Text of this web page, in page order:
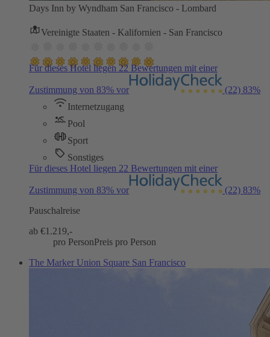
Days Inn by Wyndham San Francisco - Lombard
Vereinigte Staaten - Kalifornien - San Francisco
Für dieses Hotel liegen 22 Bewertungen mit einer
Zustimmung von 83% vor (22) 83%
Internetzugang
Pool
Sport
Sonstiges
Für dieses Hotel liegen 22 Bewertungen mit einer
Zustimmung von 83% vor (22) 83%
Pauschalreise
ab €1.219,-
pro PersonPreis pro Person
The Marker Union Square San Francisco